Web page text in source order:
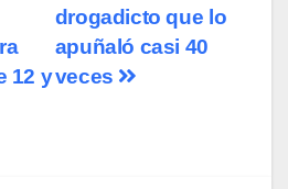
drogadicto que lo
apuñaló casi 40
veces
12 y